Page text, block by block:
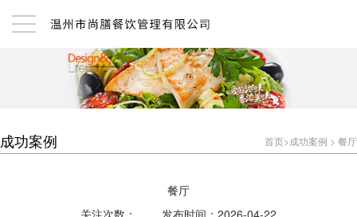
首页>成功案例 > 餐厅
成功案例
餐厅
关注次数：
发布时间：2026-04-22